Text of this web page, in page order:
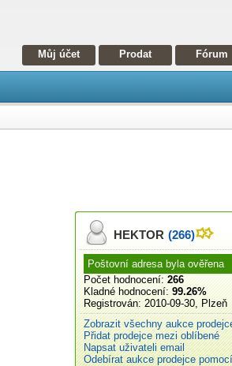
Můj účet Prodat Fórum
HEKTOR (266)
Poštovní adresa byla ověřena
Počet hodnocení: 266
Kladné hodnocení: 99.26%
Registrován: 2010-09-30, Plzeň
Zobrazit všechny aukce
Přidat prodejce mezi oblíbené
Napsat uživateli email
Odebírat aukce prodejce